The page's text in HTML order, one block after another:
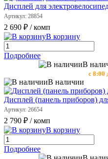
Дисплей для
Артикул: 28854
2 690 ₽ / комп
В корзину
Подробнее
В
с 8:00
В наличии
Дисплей (панель приборов)
Артикул: 26654
2 790 ₽ / комп
В корзину
Подробнее